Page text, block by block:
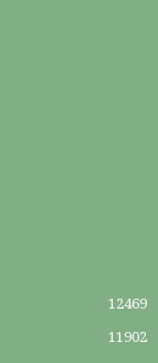
12469
11902